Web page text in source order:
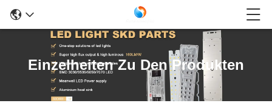
Einzelheiten Zu Den Produkten